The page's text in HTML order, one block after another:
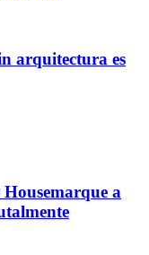
arquitectura es
a